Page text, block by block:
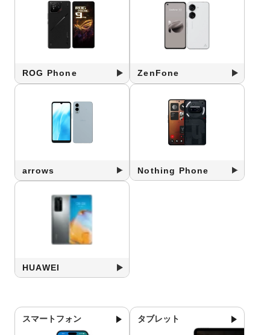
ROG Phone ZenFone
arrows Nothing Phone
HUAWEI
スマートフォン タブレット